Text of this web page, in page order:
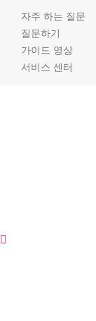
자주 하는 질문
질문하기
가이드 영상
서비스 센터